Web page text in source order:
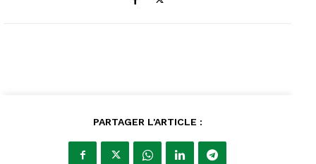
PARTAGER L'ARTICLE :